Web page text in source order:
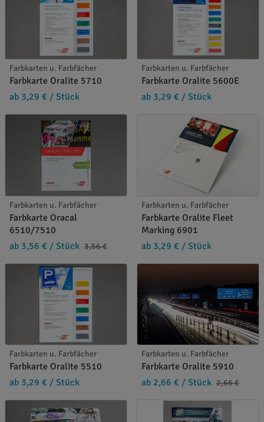
Farbkarten u. Farbfächer
Farbkarte Oralite 5710
ab 3,29 € / Stück
Farbkarten u. Farbfächer
Farbkarte Oralite 5600E
ab 3,29 € / Stück
Farbkarten u. Farbfächer
Farbkarte Oracal
6510/7510
ab 3,56 € / Stück 3,56 €
Farbkarten u. Farbfächer
Farbkarte Oralite Fleet
Marking 6901
ab 3,29 € / Stück
Farbkarten u. Farbfächer
Farbkarte Oralite 5510
ab 3,29 € / Stück
Farbkarten u. Farbfächer
Farbkarte Oralite 5910
ab 2,66 € / Stück 2,66 €